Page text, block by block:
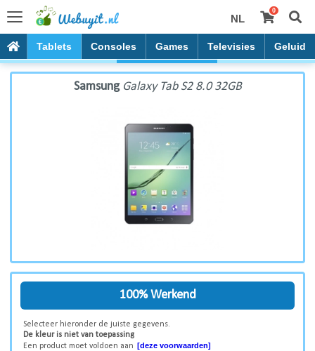
NL
0
Tablets Consoles Games Televisies Geluid
Samsung Galaxy Tab S2 8.0 32GB
Samsung Galaxy Tab S2 8.0 32GB
100% Werkend
Selecteer hieronder de juiste gegevens.
De kleur is niet van toepassing
Een product moet voldoen aan [deze voorwaarden]